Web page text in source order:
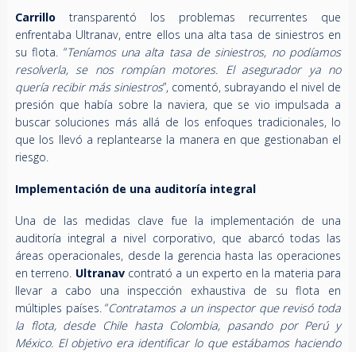
Carrillotransparentó los problemas recurrentes que
enfrentaba Ultranav, entre ellos una alta tasa de siniestros en
su flota. “Teníamos una alta tasa de siniestros, no podíamos
resolverla, se nos rompían motores. El asegurador ya no
quería recibir más siniestros”, comentó, subrayando el nivel de
presión que había sobre la naviera, que se vio impulsada a
buscar soluciones más allá de los enfoques tradicionales, lo
que los llevó a replantearse la manera en que gestionaban el
riesgo.
Implementación de una auditoría integral
Una de las medidas clave fue la implementación de una
auditoría integral a nivel corporativo, que abarcó todas las
áreas operacionales, desde la gerencia hasta las operaciones
en terreno. Ultranav contrató a un experto en la materia para
llevar a cabo una inspección exhaustiva de su flota en
múltiples países. “Contratamos a un inspector que revisó toda
la flota, desde Chile hasta Colombia, pasando por Perú y
México. El objetivo era identificar lo que estábamos haciendo